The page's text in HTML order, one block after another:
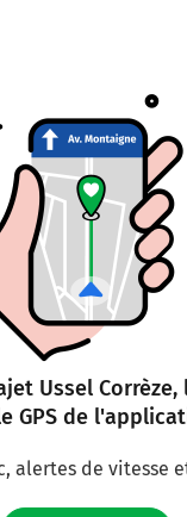
Ussel Corrèze,
GPS de
alertes de vitesse